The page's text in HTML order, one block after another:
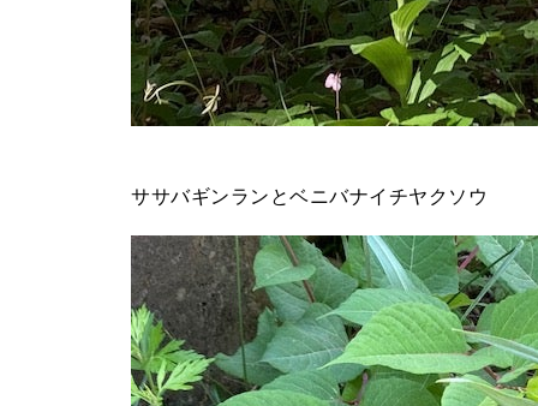
ササバギンランとベニバナイチヤクソウ